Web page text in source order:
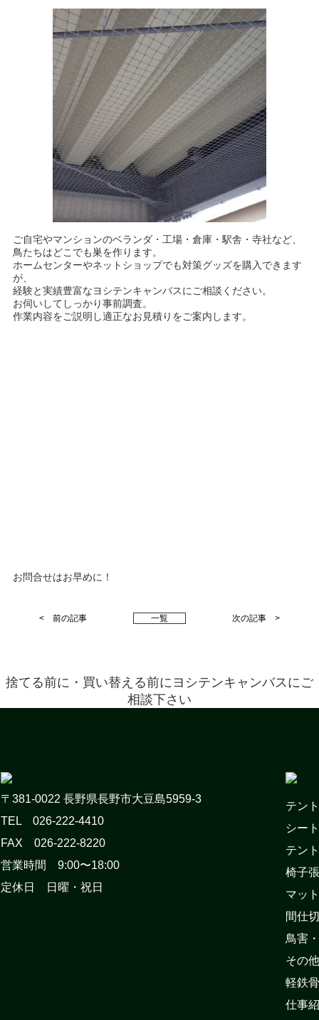
ご自宅やマンションのベランダ・工場・倉庫・駅舎・寺社など、
鳥たちはどこでも巣を作ります。
ホームセンターやネットショップでも対策グッズを購入できます
が、
経験と実績豊富なヨシテンキャンバスにご相談ください。
お伺いしてしっかり事前調査。
作業内容をご説明し適正なお見積りをご案内します。
お問合せはお早めに！
< 前の記事 一覧 次の記事 >
捨てる前に・買い替える前にヨシテンキャンバスにご
相談下さい
〒381-0022 長野県長野市大豆島5959-3
TEL 026-222-4410
FAX 026-222-8220
営業時間 9:00〜18:00
定休日 日曜・祝日
テント
シート
テン
椅子
マッ
間仕
鳥害
その
軽鉄骨
仕事